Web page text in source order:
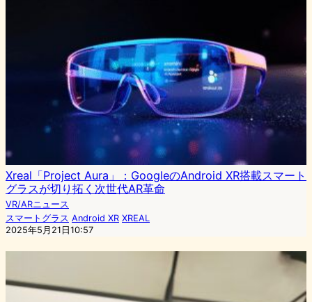
Xreal「Project Aura」：GoogleのAndroid XR搭載スマート
グラスが切り拓く次世代AR革命
VR/ARニュース
スマートグラス Android XR XREAL
2025年5月21日10:57